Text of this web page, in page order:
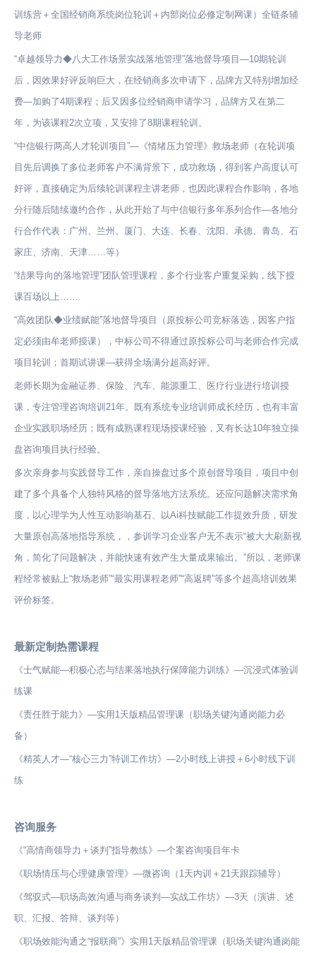
训练营＋全国经销商系统岗位轮训＋内部岗位必修定制网课）全链条辅
导老师
“卓越领导力◆八大工作场景实战落地管理”落地督导项目—10期轮训
后，因效果好评反响巨大，在经销商多次申请下，品牌方又特别增加经
费—加购了4期课程；后又因多位经销商申请学习，品牌方又在第二
年，为该课程2次立项，又安排了8期课程轮训。
“中信银行两高人才轮训项目”—《情绪压力管理》救场老师（在轮训项
目先后调换了多位老师客户不满背景下，成功救场，得到客户高度认可
好评，直接确定为后续轮训课程主讲老师，也因此课程合作影响，各地
分行随后陆续邀约合作，从此开始了与中信银行多年系列合作—各地分
行合作代表：广州、兰州、厦门、大连、长春、沈阳、承德、青岛、石
家庄、济南、天津……等）
“结果导向的落地管理”团队管理课程，多个行业客户重复采购，线下授
课百场以上……
“高效团队◆业绩赋能”落地督导项目（原投标公司竞标落选，因客户指
定必须由牟老师授课），中标公司不得通过原投标公司与老师合作完成
项目轮训；首期试讲课—获得全场满分超高好评。
老师长期为金融证券、保险、汽车、能源重工、医疗行业进行培训授
课，专注管理咨询培训21年。既有系统专业培训师成长经历，也有丰富
企业实践职场经历；既有成熟课程现场授课经验，又有长达10年独立操
盘咨询项目执行经验。
多次亲身参与实践督导工作，亲自操盘过多个原创督导项目，项目中创
建了多个具备个人独特风格的督导落地方法系统。还应问题解决需求角
度，以心理学为人性互动影响基石、以Ai科技赋能工作提效升质，研发
大量原创高落地指导系统，，参训学习企业客户无不表示“被大大刷新视
角，简化了问题解决，并能快速有效产生大量成果输出。”所以，老师课
程经常被贴上“救场老师”“最实用课程老师”“高返聘”等多个超高培训效果
评价标签。
最新定制热需课程
《士气赋能—积极心态与结果落地执行保障能力训练》—沉浸式体验训
练课
《责任胜于能力》—实用1天版精品管理课（职场关键沟通岗能力必
备）
《精英人才—“核心三力”特训工作坊》—2小时线上讲授＋6小时线下训
练
咨询服务
《“高情商领导力＋谈判”指导教练》—个案咨询项目年卡
《职场情压与心理健康管理》—微咨询（1天内训＋21天跟踪辅导）
《驾驭式—职场高效沟通与商务谈判—实战工作坊》—3天（演讲、述
职、汇报、答辩、谈判等）
《职场效能沟通之“报联商”》实用1天版精品管理课（职场关键沟通岗能